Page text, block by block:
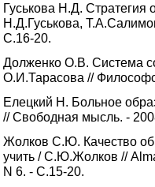
Гуськова Н.Д.
Н.Д.Гуськова,
С.16-20.
Долженко О.В. Система
О.И.Тарасова //
Елецкий Н. Больное
// Свободная мысль. -
Жолков С.Ю. Качество
учить / С.Ю.Жолков //
N 6. - С.15-20.